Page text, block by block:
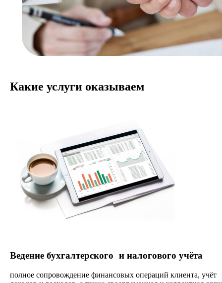
Какие услуги оказываем
Ведение бухгалтерского и налогового учёта
полное сопровождение финансовых операций клиента, учёт